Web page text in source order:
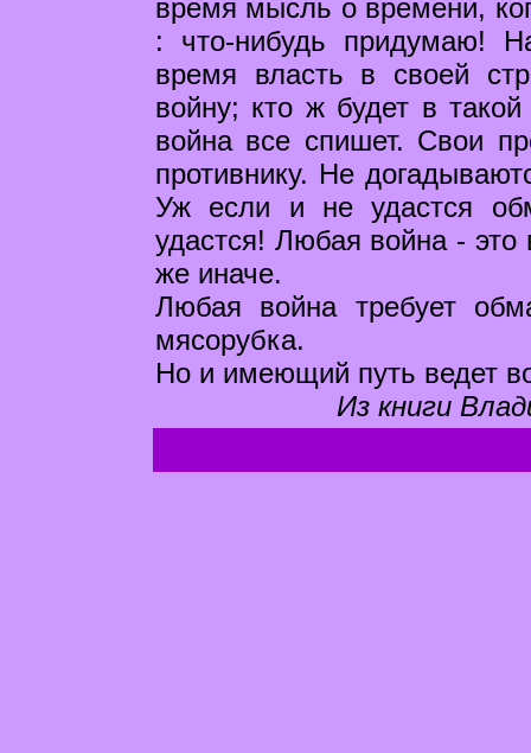
время мысль о времени,
: что-нибудь придумаю!
время власть в своей
войну; кто ж будет в
война все спишет. Свои
противнику. Не
Уж если и не удастся
удастся! Любая война - это
же иначе.
Любая война требует
мясорубка.
Но и имеющий путь ведет
Из книги